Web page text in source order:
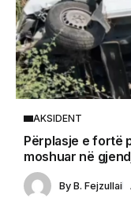
AKSIDENT
Përplasje e fortë
moshuar në
By B. Fejzullai